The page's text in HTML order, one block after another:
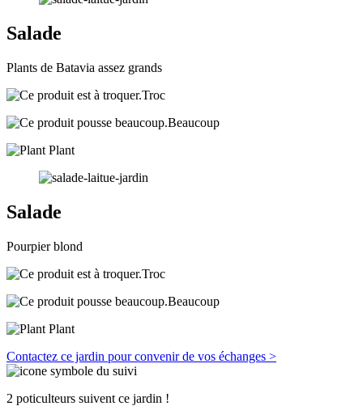
Salade
Plants de Batavia assez grands
Troc
Beaucoup
Plant
Salade
Pourpier blond
Troc
Beaucoup
Plant
Contactez ce jardin pour convenir de vos échanges >
2 poticulteurs suivent ce jardin !